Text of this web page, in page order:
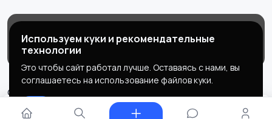
Магазины
Служба поддержки
© 2026 MEGAPOLIS
Правила сервиса
Политика конфиденциальности
Используем куки и рекомендательные
технологии
Это чтобы сайт работал лучше. Оставаясь с нами, вы
соглашаетесь на использование файлов куки.
⚙ Фильтры